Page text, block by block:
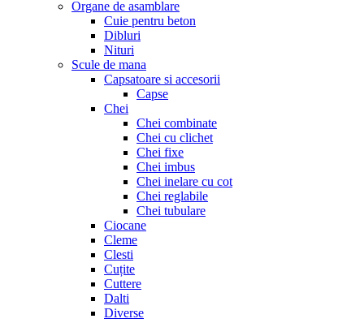
Organe de asamblare
Cuie pentru beton
Dibluri
Nituri
Scule de mana
Capsatoare si accesorii
Capse
Chei
Chei combinate
Chei cu clichet
Chei fixe
Chei imbus
Chei inelare cu cot
Chei reglabile
Chei tubulare
Ciocane
Cleme
Clesti
Cuțite
Cuttere
Dalti
Diverse